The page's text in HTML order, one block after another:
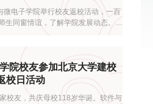
微电子学院举行校友返校活动，一百
生同窗情谊，了解学院发展动态。
返校 上午9点，校友们陆续来到学
友和在校生的对抗篮球赛。赛后，软
俱乐部进行剪彩。 篮球赛 赛后合...
院校友参加北京大学建校
校日活动
校友，共庆母校118岁华诞。软件与